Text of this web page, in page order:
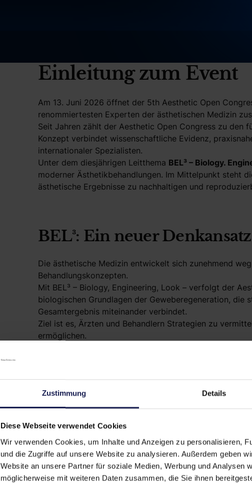
Zustimmung Details
Diese Webseite verwendet Cookies
Wir verwenden Cookies, um Inhalte und Anzeigen zu personalisieren,
und die Zugriffe auf unsere Website zu analysieren. Außerdem geben
Website an unsere Partner für soziale Medien, Werbung und Analysen
möglicherweise mit weiteren Daten zusammen, die Sie ihnen
Einleitung zum Event
Am 13. Juni 2026 öffnet der 5th Aesthetic Open
renommiertesten Experten der ästhetischen Medizin
Seit Jahren zählt der Aesthetic Open Congress zu den
Konzept verbindet wissenschaftliche Evidenz,
internationaler Spezialisten.
Unter dem diesjährigen Leitthema BEL³ – Biology.
moderner Ästhetikbehandlungen. Im Mittelpunkt steht
ästhetische Ergebnisse zu nachhaltigen und
BEL³: Ein neuer
Die ästhetische Medizin entwickelt sich zunehmend
Behandlungskonzepten.
Mit BEL³ – Biology, Engineering, Look – verfolgt der
biologischen Grundlagen der Geweberegeneration,
Gesamtergebnis miteinander verbindet.
Ziel ist es, Ärzten und Behandlern Strategien zu
ermöglichen.
Damit setzt der Kongress bewusst einen Gegenpol
Internationale Speaker auf
Auch 2026 präsentiert der Kongress erneut ein
Zu den Referenten zählen unter anderem: